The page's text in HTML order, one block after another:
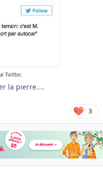
la pierre....
3